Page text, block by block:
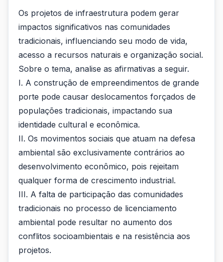
Os projetos de infraestrutura podem gerar
impactos significativos nas comunidades
tradicionais, influenciando seu modo de vida,
acesso a recursos naturais e organização social.
Sobre o tema, analise as afirmativas a seguir.
I. A construção de empreendimentos de grande
porte pode causar deslocamentos forçados de
populações tradicionais, impactando sua
identidade cultural e econômica.
II. Os movimentos sociais que atuam na defesa
ambiental são exclusivamente contrários ao
desenvolvimento econômico, pois rejeitam
qualquer forma de crescimento industrial.
III. A falta de participação das comunidades
tradicionais no processo de licenciamento
ambiental pode resultar no aumento dos
conflitos socioambientais e na resistência aos
projetos.